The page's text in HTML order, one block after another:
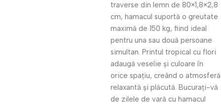
traverse din lemn de 80×1,8×2,8
cm, hamacul suportă o greutate
maximă de 150 kg, fiind ideal
pentru una sau două persoane
simultan. Printul tropical cu flori
adaugă veselie și culoare în
orice spațiu, creând o atmosferă
relaxantă și plăcută. Bucurați-vă
de zilele de vară cu hamacul